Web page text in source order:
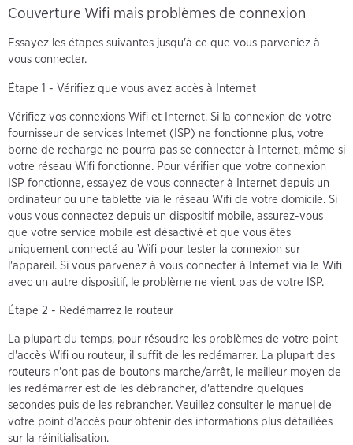
Couverture Wifi mais problèmes de connexion
Essayez les étapes suivantes jusqu'à ce que vous parveniez à
vous connecter.
Étape 1 - Vérifiez que vous avez accès à Internet
Vérifiez vos connexions Wifi et Internet. Si la connexion de votre
fournisseur de services Internet (ISP) ne fonctionne plus, votre
borne de recharge ne pourra pas se connecter à Internet, même si
votre réseau Wifi fonctionne. Pour vérifier que votre connexion
ISP fonctionne, essayez de vous connecter à Internet depuis un
ordinateur ou une tablette via le réseau Wifi de votre domicile. Si
vous vous connectez depuis un dispositif mobile, assurez-vous
que votre service mobile est désactivé et que vous êtes
uniquement connecté au Wifi pour tester la connexion sur
l'appareil. Si vous parvenez à vous connecter à Internet via le Wifi
avec un autre dispositif, le problème ne vient pas de votre ISP.
Étape 2 - Redémarrez le routeur
La plupart du temps, pour résoudre les problèmes de votre point
d'accès Wifi ou routeur, il suffit de les redémarrer. La plupart des
routeurs n'ont pas de boutons marche/arrêt, le meilleur moyen de
les redémarrer est de les débrancher, d'attendre quelques
secondes puis de les rebrancher. Veuillez consulter le manuel de
votre point d'accès pour obtenir des informations plus détaillées
sur la réinitialisation.